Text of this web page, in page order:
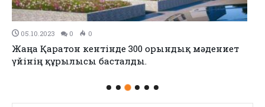
05.10.2023 0 0
Жаңа Қаратон кентінде 300 орындық мәдениет
үйінің құрылысы басталды.